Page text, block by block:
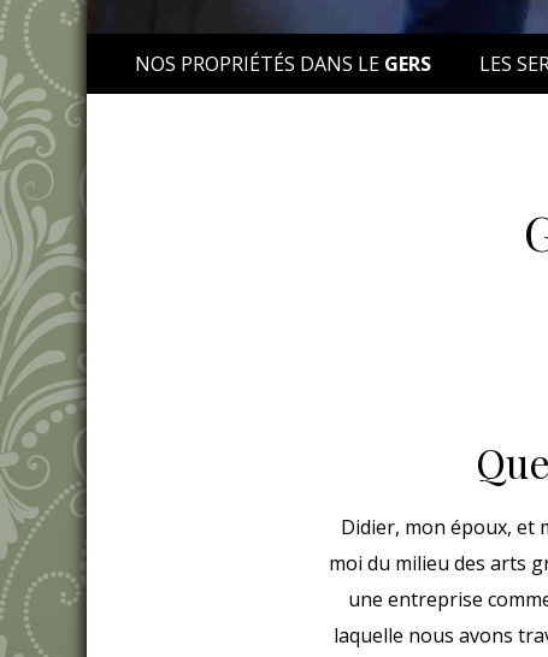
NOS PROPRIÉTÉS DANS LE GERS LES
Didier, mon époux, et
moi du milieu des arts
une entreprise
laquelle nous avons